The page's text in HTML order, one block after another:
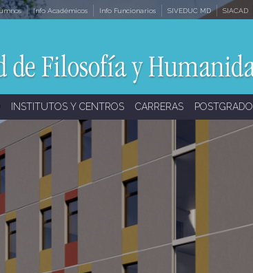
Info Académicos Info Funcionarios SIVEDUC MD SIACAD
INSTITUTOS Y CENTROS CARRERAS POSTGRADO